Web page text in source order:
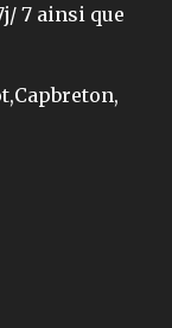
7 ainsi que